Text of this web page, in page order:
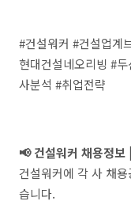
#건설워커 #건설업계
현대건설네오리빙 #
사분석 #취업전략
📢 건설워커 채용정보
건설워커에 각 사 채
습니다.